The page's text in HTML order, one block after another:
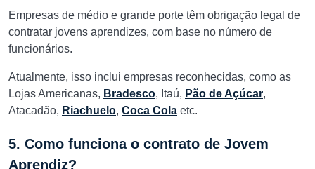
Empresas de médio e grande porte têm obrigação legal de
contratar jovens aprendizes, com base no número de
funcionários.
Atualmente, isso inclui empresas reconhecidas, como as
Lojas Americanas, Bradesco, Itaú, Pão de Açúcar,
Atacadão, Riachuelo, Coca Cola etc.
5. Como funciona o contrato de Jovem
Aprendiz?